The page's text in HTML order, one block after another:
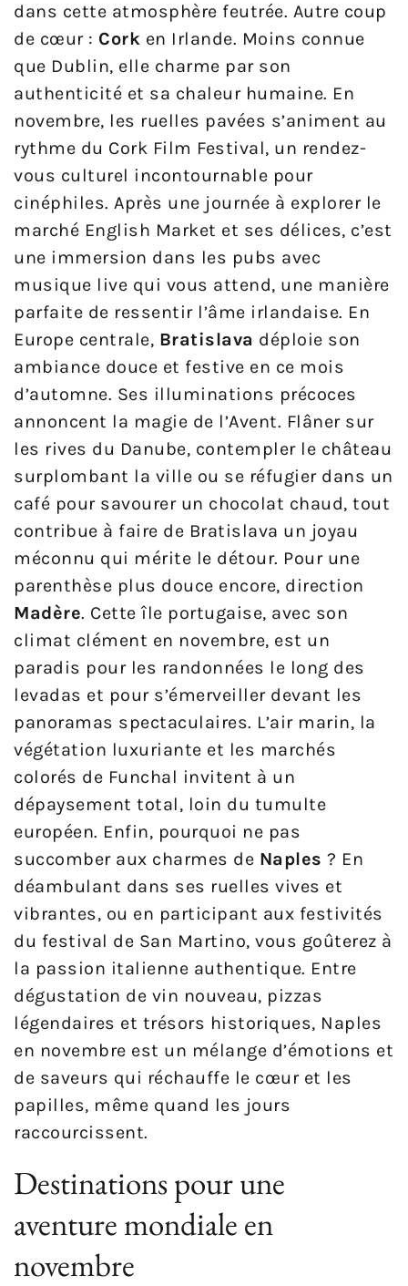
dans cette atmosphère feutrée. Autre coup
de cœur : Cork en Irlande. Moins connue
que Dublin, elle charme par son
authenticité et sa chaleur humaine. En
novembre, les ruelles pavées s’animent au
rythme du Cork Film Festival, un rendez-
vous culturel incontournable pour
cinéphiles. Après une journée à explorer le
marché English Market et ses délices, c’est
une immersion dans les pubs avec
musique live qui vous attend, une manière
parfaite de ressentir l’âme irlandaise. En
Europe centrale, Bratislava déploie son
ambiance douce et festive en ce mois
d’automne. Ses illuminations précoces
annoncent la magie de l’Avent. Flâner sur
les rives du Danube, contempler le château
surplombant la ville ou se réfugier dans un
café pour savourer un chocolat chaud, tout
contribue à faire de Bratislava un joyau
méconnu qui mérite le détour. Pour une
parenthèse plus douce encore, direction
Madère. Cette île portugaise, avec son
climat clément en novembre, est un
paradis pour les randonnées le long des
levadas et pour s’émerveiller devant les
panoramas spectaculaires. L’air marin, la
végétation luxuriante et les marchés
colorés de Funchal invitent à un
dépaysement total, loin du tumulte
européen. Enfin, pourquoi ne pas
succomber aux charmes de Naples ? En
déambulant dans ses ruelles vives et
vibrantes, ou en participant aux festivités
du festival de San Martino, vous goûterez à
la passion italienne authentique. Entre
dégustation de vin nouveau, pizzas
légendaires et trésors historiques, Naples
en novembre est un mélange d’émotions et
de saveurs qui réchauffe le cœur et les
papilles, même quand les jours
raccourcissent.
Destinations pour une
aventure mondiale en
novembre